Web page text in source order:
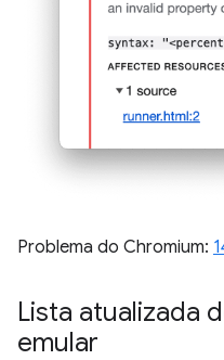
Problema do Chromium:
Lista atualizada
emular